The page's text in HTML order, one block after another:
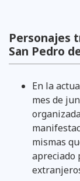
Personajes
San Pedro
En la
mes de
mismas
apreciado